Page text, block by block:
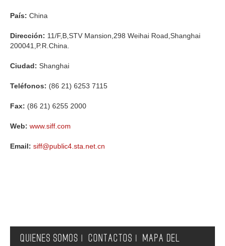
País: China
Dirección: 11/F,B,STV Mansion,298 Weihai Road,Shanghai
200041,P.R.China.
Ciudad: Shanghai
Teléfonos: (86 21) 6253 7115
Fax: (86 21) 6255 2000
Web: www.siff.com
Email: siff@public4.sta.net.cn
QUIENES SOMOS CONTACTOS
MAPA DEL